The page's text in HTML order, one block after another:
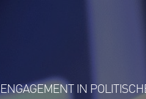
ENGAGEMENT IN